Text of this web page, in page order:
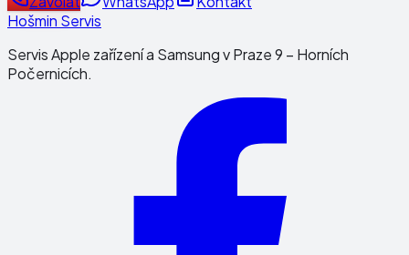
Hošmin Servis
Servis Apple zařízení a Samsung v Praze 9 – Horních
Počernicích.